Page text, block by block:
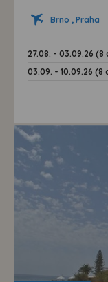
Brno , Praha
27.08. - 03.09.26 (8
03.09. - 10.09.26 (8